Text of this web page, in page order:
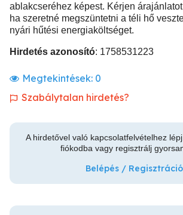
ablakcseréhez képest. Kérjen
ha szeretné megszüntetni a téli hő
nyári hűtési energiaköltséget.
Hirdetés azonosító: 1758531223
Megtekintések: 0
Szabálytalan hirdetés?
A hirdetővel való kapcsolatfelvételhez
fiókodba vagy regisztrálj
Belépés / Regisztráció